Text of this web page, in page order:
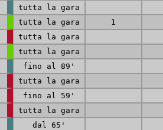
tutta la gara
tutta la gara
1
tutta la gara
tutta la gara
fino al 89'
tutta la gara
fino al 59'
tutta la gara
dal 65'